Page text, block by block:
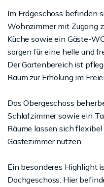
Im Erdgeschoss befinden
Wohnzimmer mit Zugang
Küche sowie ein Gäste-
sorgen für eine helle und
Der Gartenbereich ist
Raum zur Erholung im
Das Obergeschoss
Schlafzimmer sowie ein
Räume lassen sich
Gästezimmer nutzen.
Ein besonderes Highlight
Dachgeschoss: Hier